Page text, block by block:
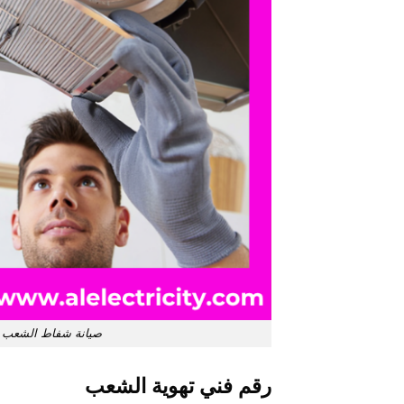
صيانة شفاط الشعب / 55009328 / تركيب شفاط تربو / فني تهوية
رقم فني تهوية الشعب